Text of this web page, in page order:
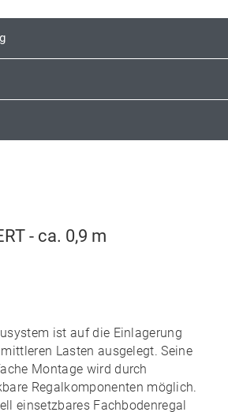
- ca. 0,9 m
ist auf die Einlagerung
Lasten ausgelegt. Seine
Montage wird durch
Regalkomponenten möglich.
einsetzbares Fachbodenregal